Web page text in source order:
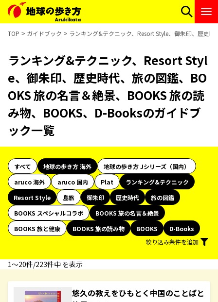
TOP ガイドブック ランキング&テクニック、Resort Style、御朱印、歴史
ランキング&テクニック、Resort Styl
e、御朱印、歴史時代、旅の図鑑、BO
OKS 旅の名言＆絶景、BOOKS 旅の読
み物、BOOKS、D-Booksのガイドブ
ック一覧
すべて 地球の歩き方 海外
地球の歩き方 Jシリーズ（国内）
aruco 海外
aruco 国内 Plat
ランキング&テクニック
Resort Style
島旅 御朱印 歴史時代
旅の図鑑
BOOKS スペシャルコラボ
BOOKS 旅の名言＆絶景
BOOKS 旅と健康
BOOKS 旅の読み物 BOOKS
D-Books
絞り込み条件を追加
1〜20件/223件中 を表示
悠久の教えをひもとく中国のことばと